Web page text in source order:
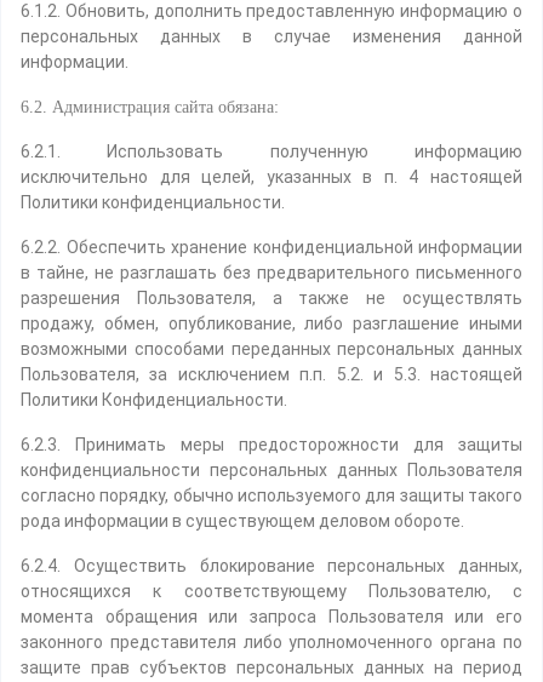
6.1.2. Обновить, дополнить предоставленную информацию о
персональных данных в случае изменения данной
информации.
6.2. Администрация сайта обязана:
6.2.1. Использовать полученную информацию
исключительно для целей, указанных в п. 4 настоящей
Политики конфиденциальности.
6.2.2. Обеспечить хранение конфиденциальной информации
в тайне, не разглашать без предварительного письменного
разрешения Пользователя, а также не осуществлять
продажу, обмен, опубликование, либо разглашение иными
возможными способами переданных персональных данных
Пользователя, за исключением п.п. 5.2. и 5.3. настоящей
Политики Конфиденциальности.
6.2.3. Принимать меры предосторожности для защиты
конфиденциальности персональных данных Пользователя
согласно порядку, обычно используемого для защиты такого
рода информации в существующем деловом обороте.
6.2.4. Осуществить блокирование персональных данных,
относящихся к соответствующему Пользователю, с
момента обращения или запроса Пользователя или его
законного представителя либо уполномоченного органа по
защите прав субъектов персональных данных на период